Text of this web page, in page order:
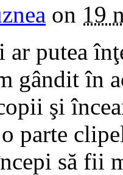
on 19
ar putea
gândit în
şi
parte
să